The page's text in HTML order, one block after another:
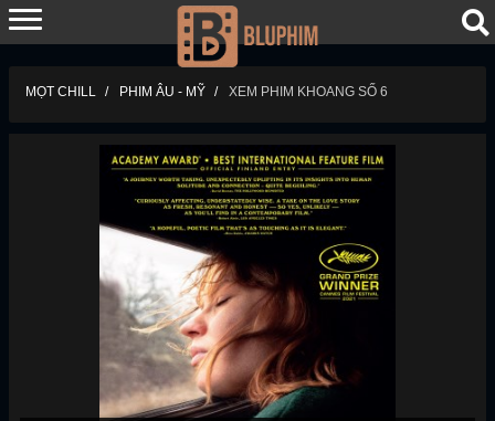
MỌT CHILL PHIM ÂU - MỸ XEM PHIM KHOANG SỐ 6